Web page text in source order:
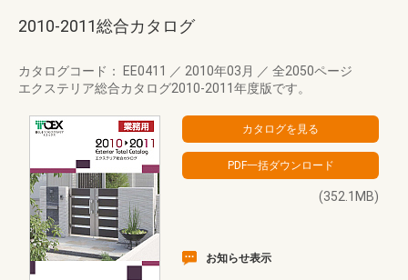
2010-2011総合カタログ
カタログコード： EE0411 ／ 2010年03月 ／ 全2050ページ
エクステリア総合カタログ2010-2011年度版です。
(352.1MB)
お知らせ表示